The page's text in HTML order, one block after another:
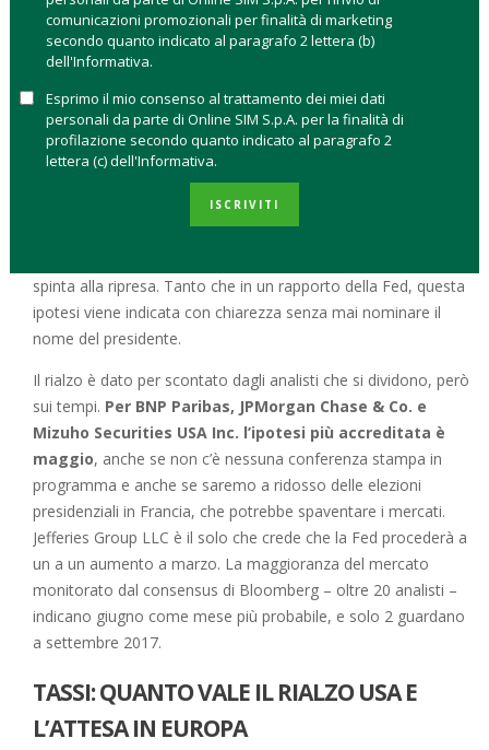
un rialzo dei tassi all’1%con una probabilità del 36%
soltanto, mentre le probabilità salgono al 77,1% per la
riunione attesa a giugno.
L’incertezza che avvolge il piano per il rilancio del
neopresidente Donald Trump eil superdollaro che
potrebbe danneggiare le esportazioni
delle aziende
americane non preoccupa la Fed e Janet Yellen, secondo gli
analisti, è pronta a tirare dritta per la sua strada. La ragione?
Si punta molto su una politica di riduzione delle tasse e sulla
spinta alla ripresa. Tanto che in un rapporto della Fed, questa
ipotesi viene indicata con chiarezza senza mai nominare il
nome del presidente.
Il rialzo è dato per scontato dagli analisti che si dividono, però
sui tempi. Per BNP Paribas, JPMorgan Chase & Co. e
Mizuho Securities USA Inc. l’ipotesi più accreditata è
maggio, anche se non c’è nessuna conferenza stampa in
programma e anche se saremo a ridosso delle elezioni
presidenziali in Francia, che potrebbe spaventare i mercati.
Jefferies Group LLC è il solo che crede che la Fed procederà a
un a un aumento a marzo. La maggioranza del mercato
monitorato dal consensus di Bloomberg – oltre 20 analisti –
indicano giugno come mese più probabile, e solo 2 guardano
a settembre 2017.
TASSI: QUANTO VALE IL RIALZO USA E
L’ATTESA IN EUROPA
comunicazioni promozionali per finalità di marketing
secondo quanto indicato al paragrafo 2 lettera (b)
dell'Informativa.
Esprimo il mio consenso al trattamento dei miei dati
personali da parte di Online SIM S.p.A. per la finalità di
profilazione secondo quanto indicato al paragrafo 2
lettera (c) dell'Informativa.
ISCRIVITI